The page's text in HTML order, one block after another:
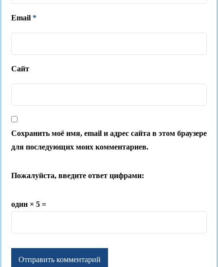
Email *
Сайт
Сохранить моё имя, email и адрес сайта в этом браузере
для последующих моих комментариев.
Пожалуйста, введите ответ цифрами:
один × 5 =